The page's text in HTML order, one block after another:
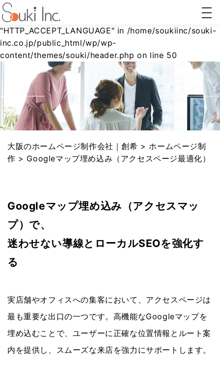
Warning: Undefined array key
"HTTP_ACCEPT_LANGUAGE" in /home/soukiinc/souki-
inc.co.jp/public_html/wp/wp-
content/themes/souki/header.php on line 50
ホーム
ページ
制作
AI対策
(AIO/LLMO)
リステ
ィング
広告
Webコ
ティン
グ
大阪のホームページ制作会社｜創希 >ホームページ制
作 > Googleマップ埋め込み（アクセスページ最適化）
Googleマップ埋め込み（アクセスマッ
プ）で、
迷わせない導線とローカルSEOを強化す
る
実店舗やオフィスへの集客において、アクセスページは
最も重要な出口の一つです。高機能なGoogleマップを
埋め込むことで、ユーザーに正確な位置情報とルート案
内を提供し、スムーズな来店を強力にサポートします。